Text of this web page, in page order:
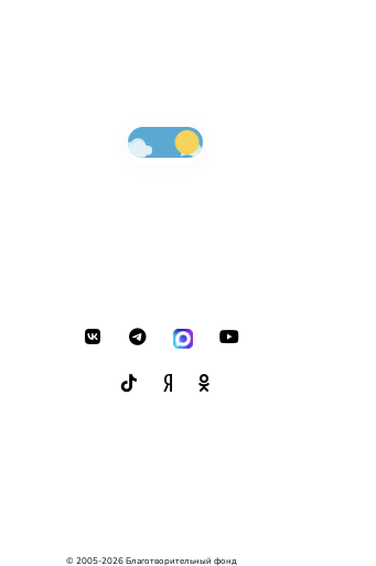
© 2005-2026 Благотворительный фонд